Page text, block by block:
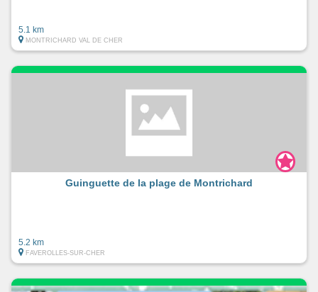
5.1 km
MONTRICHARD VAL DE CHER
Guinguette de la plage de Montrichard
5.2 km
FAVEROLLES-SUR-CHER